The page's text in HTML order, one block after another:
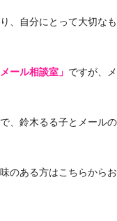
、自分にとって大切な
ール相談室」 ですが、
、鈴木るる子とメール
のある方はこちらからお